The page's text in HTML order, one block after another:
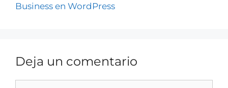
Business en WordPress
Deja un comentario